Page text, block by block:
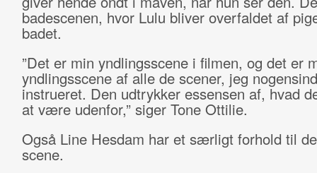
badescenen, hvor Lulu bliver overfaldet af
badet.
”Det er min yndlingsscene i filmen, og det er
yndlingsscene af alle de scener, jeg
instrueret. Den udtrykker essensen af, hvad
at være udenfor,” siger Tone Ottilie.
Også Line Hesdam har et særligt forhold til
scene.